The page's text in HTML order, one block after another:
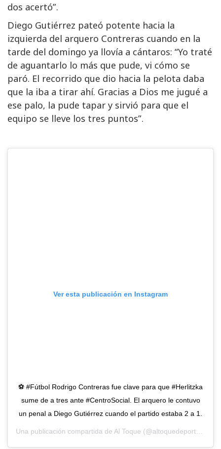
dos acertó”.
Diego Gutiérrez pateó potente hacia la
izquierda del arquero Contreras cuando en la
tarde del domingo ya llovía a cántaros: “Yo traté
de aguantarlo lo más que pude, vi cómo se
paró. El recorrido que dio hacia la pelota daba
que la iba a tirar ahí. Gracias a Dios me jugué a
ese palo, la pude tapar y sirvió para que el
equipo se lleve los tres puntos”.
Ver esta publicación en Instagram
⚽️ #Fútbol Rodrigo Contreras fue clave para que #Herlitzka
sume de a tres ante #CentroSocial. El arquero le contuvo
un penal a Diego Gutiérrez cuando el partido estaba 2 a 1.
Una publicación compartida de Al Toque (@altoquedeportes) el 21 Oct, 2019 a las 7:33 PDT